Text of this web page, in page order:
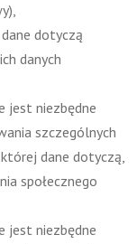
dotyczą
danych
jest niezbędne
szczególnych
dane dotyczą,
społecznego
jest niezbędne